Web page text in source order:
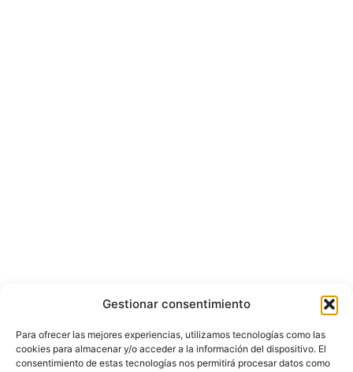
Gestionar consentimiento
Para ofrecer las mejores experiencias, utilizamos tecnologías como las
cookies para almacenar y/o acceder a la información del dispositivo. El
consentimiento de estas tecnologías nos permitirá procesar datos como